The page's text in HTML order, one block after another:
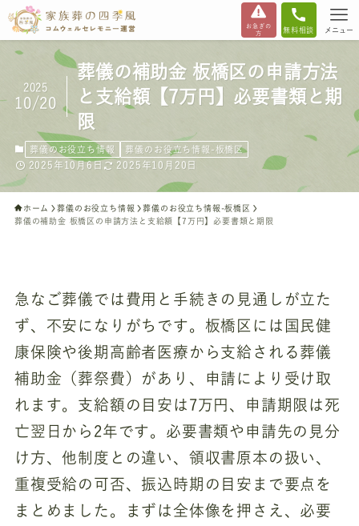
お急ぎの
方
無料相談 メニュー
葬儀の補助金 板橋区の申請方法
と支給額【7万円】必要書類と期
限
2025
10/20
葬儀のお役立ち情報 葬儀のお役立ち情報-板橋区
2025年10月6日 2025年10月20日
ホーム 葬儀のお役立ち情報
葬儀のお役立ち情報-板橋区
葬儀の補助金 板橋区の申請方法と支給額【7万円】必要書類と期限
急なご葬儀では費用と手続きの見通しが立た
ず、不安になりがちです。板橋区には国民健
康保険や後期高齢者医療から支給される葬儀
補助金（葬祭費）があり、申請により受け取
れます。支給額の目安は7万円、申請期限は死
亡翌日から2年です。必要書類や申請先の見分
け方、他制度との違い、領収書原本の扱い、
重複受給の可否、振込時期の目安まで要点を
まとめました。まずは全体像を押さえ、必要